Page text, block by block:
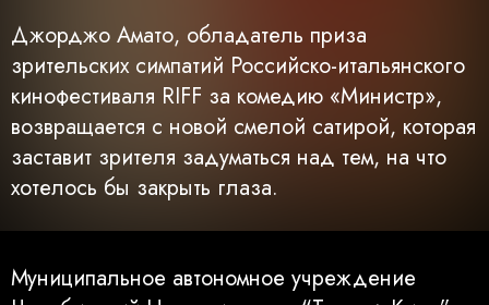
Джорджо Амато, обладатель приза
зрительских симпатий Российско-итальянского
кинофестиваля RIFF за комедию «Министр»,
возвращается с новой смелой сатирой, которая
заставит зрителя задуматься над тем, на что
хотелось бы закрыть глаза.
Муниципальное автономное учреждение